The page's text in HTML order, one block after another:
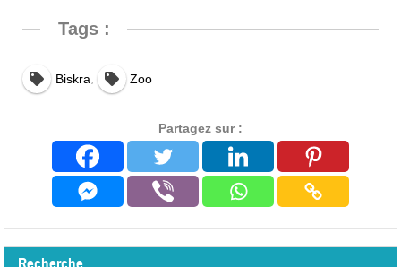
Tags :
Biskra Zoo
Partagez sur :